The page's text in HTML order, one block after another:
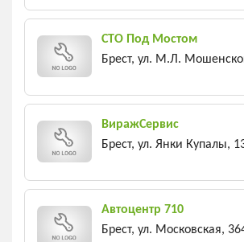
СТО Под Мостом
Брест, ул. М.Л.
ВиражСервис
Брест, ул. Янки Купалы,
Автоцентр 710
Брест, ул. Московская,